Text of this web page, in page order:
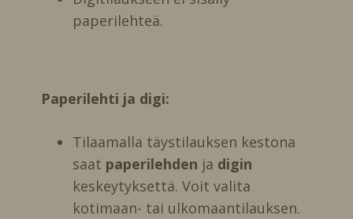
paperilehteä.
Paperilehti ja digi:
Tilaamalla täystilauksen kestona
saat paperilehden ja digin
keskeytyksettä. Voit valita
kotimaan- tai ulkomaantilauksen.